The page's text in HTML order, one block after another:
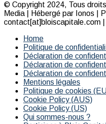
© Copyright 2024, Tous
Media | Hébergé par Ionos |
contact[at]bloiscapitale.com |
Home
Politique de
Déclaration de
Déclaration de
Déclaration de
Mentions légales
Politique de cookies
Cookie Policy (AUS)
Cookie Policy (US)
Qui sommes-nous ?